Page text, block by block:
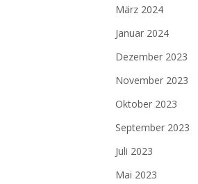
März 2024
Januar 2024
Dezember 2023
November 2023
Oktober 2023
September 2023
Juli 2023
Mai 2023